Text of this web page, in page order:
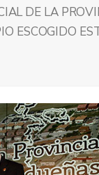
DE LA
ESCOGIDO